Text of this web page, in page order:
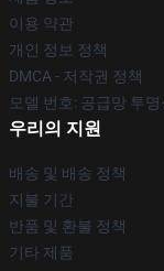
이용 약관
개인 정보 정책
DMCA - 저작권 정책
모델 번호: 공급망 투명
우리의 지원
배송 및 배송 정책
지불 기간
반품 및 환불 정책
기타 제품